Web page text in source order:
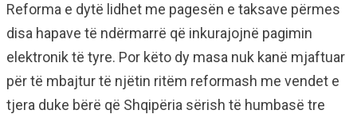
Reforma e dytë lidhet me pagesën e taksave përmes
disa hapave të ndërmarrë që inkurajojnë pagimin
elektronik të tyre. Por këto dy masa nuk kanë mjaftuar
për të mbajtur të njëtin ritëm reformash me vendet e
tjera duke bërë që Shqipëria sërish të humbasë tre